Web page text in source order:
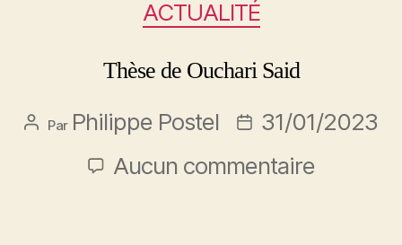
ACTUALITÉ
Thèse de Ouchari Said
Par Philippe Postel
31/01/2023
Aucun commentaire